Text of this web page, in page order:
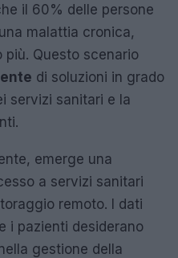
il 60% delle persone
malattia cronica,
Questo scenario
di soluzioni in grado
servizi sanitari e la
emerge una
a servizi sanitari
remoto. I dati
i pazienti desiderano
gestione della